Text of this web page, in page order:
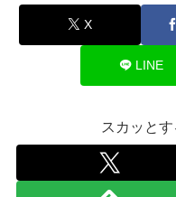
X
LINE
スカッと